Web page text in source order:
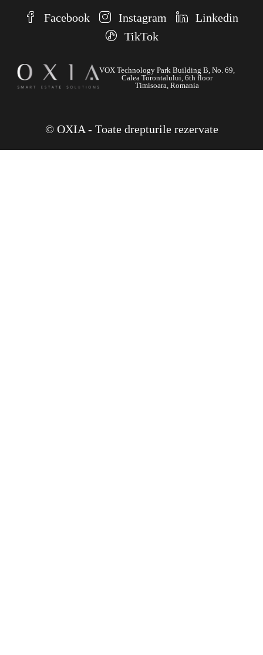
Facebook Instagram
Linkedin
TikTok
VOX Technology Park Building B, No. 69,
Calea Torontalului, 6th floor
Timisoara, Romania
© OXIA - Toate drepturile rezervate